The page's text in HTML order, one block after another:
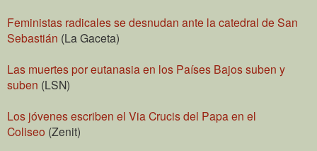
Feministas radicales se desnudan ante la catedral de San
Sebastián (La Gaceta)
Las muertes por eutanasia en los Países Bajos suben y
suben (LSN)
Los jóvenes escriben el Via Crucis del Papa en el
Coliseo (Zenit)